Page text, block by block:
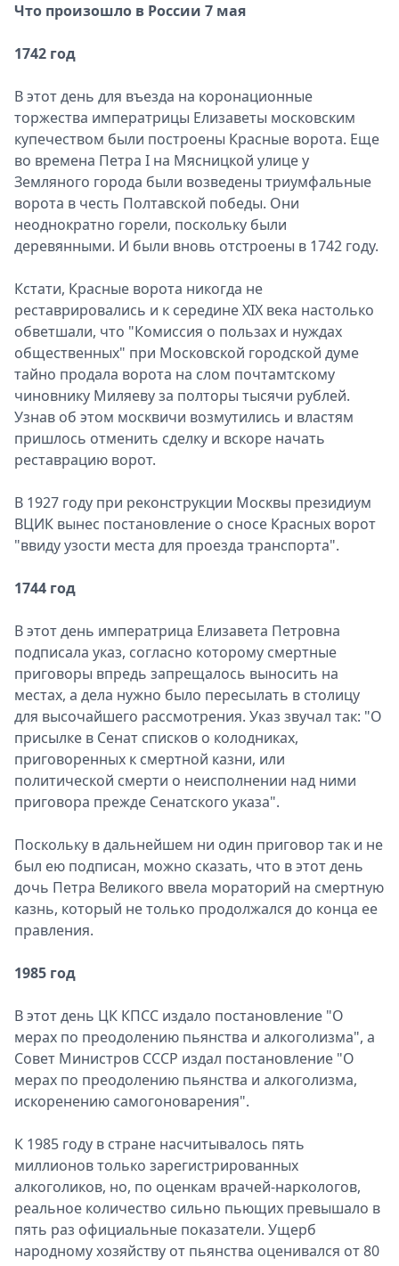
Что произошло в России 7 мая
1742 год
В этот день для въезда на коронационные
торжества императрицы Елизаветы московским
купечеством были построены Красные ворота. Еще
во времена Петра I на Мясницкой улице у
Земляного города были возведены триумфальные
ворота в честь Полтавской победы. Они
неоднократно горели, поскольку были
деревянными. И были вновь отстроены в 1742 году.
Кстати, Красные ворота никогда не
реставрировались и к середине XIX века настолько
обветшали, что "Комиссия о пользах и нуждах
общественных" при Московской городской думе
тайно продала ворота на слом почтамтскому
чиновнику Миляеву за полторы тысячи рублей.
Узнав об этом москвичи возмутились и властям
пришлось отменить сделку и вскоре начать
реставрацию ворот.
В 1927 году при реконструкции Москвы президиум
ВЦИК вынес постановление о сносе Красных ворот
"ввиду узости места для проезда транспорта".
1744 год
В этот день императрица Елизавета Петровна
подписала указ, согласно которому смертные
приговоры впредь запрещалось выносить на
местах, а дела нужно было пересылать в столицу
для высочайшего рассмотрения. Указ звучал так: "О
присылке в Сенат списков о колодниках,
приговоренных к смертной казни, или
политической смерти о неисполнении над ними
приговора прежде Сенатского указа".
Поскольку в дальнейшем ни один приговор так и не
был ею подписан, можно сказать, что в этот день
дочь Петра Великого ввела мораторий на смертную
казнь, который не только продолжался до конца ее
правления.
1985 год
В этот день ЦК КПСС издало постановление "О
мерах по преодолению пьянства и алкоголизма", а
Совет Министров СССР издал постановление "О
мерах по преодолению пьянства и алкоголизма,
искоренению самогоноварения".
К 1985 году в стране насчитывалось пять
миллионов только зарегистрированных
алкоголиков, но, по оценкам врачей-наркологов,
реальное количество сильно пьющих превышало в
пять раз официальные показатели. Ущерб
народному хозяйству от пьянства оценивался от 80